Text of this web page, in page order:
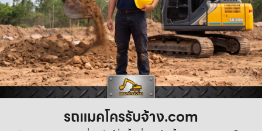
รถแมคโครรับจ้าง.com